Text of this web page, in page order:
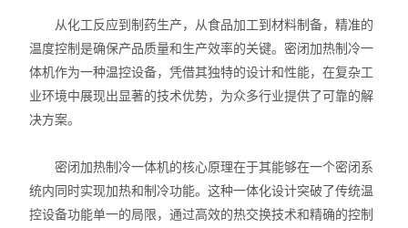
薄膜蒸发仪
不锈钢浓缩装置
卫生级储罐
脱色罐
酒精沉淀罐/醇沉罐
从化工反应到制药生产，从食品加工到材料制备，精准的
温度控制是确保产品质量和生产效率的关键。密闭加热制冷一
体机作为一种温控设备，凭借其独特的设计和性能，在复杂工
业环境中展现出显著的技术优势，为众多行业提供了可靠的解
决方案。
密闭加热制冷一体机的核心原理在于其能够在一个密闭系
统内同时实现加热和制冷功能。这种一体化设计突破了传统温
控设备功能单一的局限，通过高效的热交换技术和精确的控制